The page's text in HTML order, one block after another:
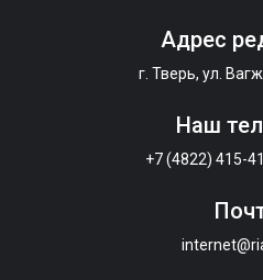
Адрес
г. Тверь, ул.
Наш
+7 (4822) 415-